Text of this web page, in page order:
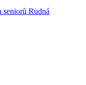
seniorů Rudná